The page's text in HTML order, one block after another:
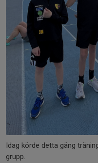
Idag körde detta gäng
grupp.